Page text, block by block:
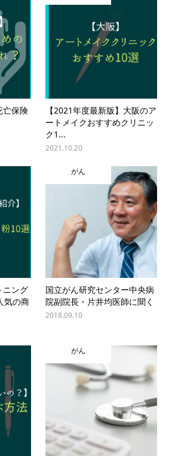
亡保険
【2021年度最新版】大阪のア
ートメイクおすすめクリニッ
ク1...
2021.10.20
ニング
気の商
がん
国立がん研究センター中央病
院副院長・片井均医師に聞く
2018.09.10
がん